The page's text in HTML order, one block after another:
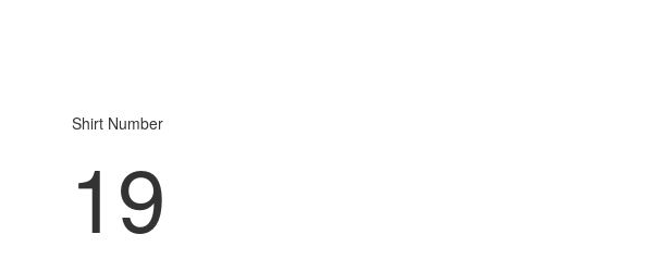
Shirt Number
19